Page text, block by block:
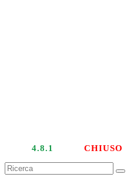
4.8.1 CHIUSO